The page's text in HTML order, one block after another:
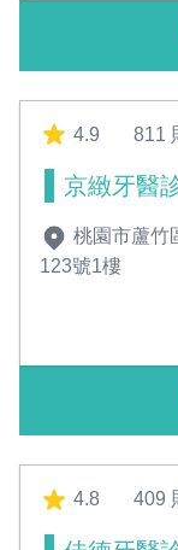
4.9 811
京緻牙醫
桃園市蘆竹
123號1樓
4.8 409